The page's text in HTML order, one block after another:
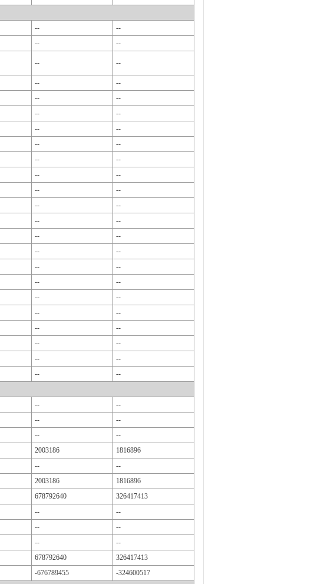
--
--
--
--
-- --
--
--
--
--
--
--
--
--
--
--
--
--
--
--
--
--
--
--
--
--
--
--
--
--
--
--
--
--
--
--
--
--
--
--
--
--
--
--
--
--
--
--
--
--
--
--
2003186
1816896
--
--
2003186
1816896
678792640
326417413
--
--
--
--
--
--
678792640
326417413
-676789455
-324600517